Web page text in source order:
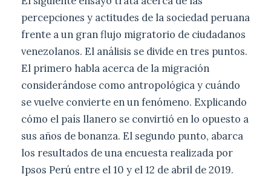
percepciones y actitudes de la sociedad peruana
frente a un gran flujo migratorio de ciudadanos
venezolanos. El análisis se divide en tres puntos.
El primero habla acerca de la migración
considerándose como antropológica y cuándo
se vuelve convierte en un fenómeno. Explicando
cómo el país llanero se convirtió en lo opuesto a
sus años de bonanza. El segundo punto, abarca
los resultados de una encuesta realizada por
Ipsos Perú entre el 10 y el 12 de abril de 2019.